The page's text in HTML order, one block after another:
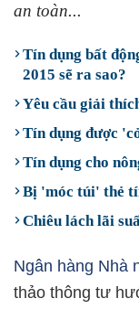
an toàn...
Tín dụng bất
2015 sẽ ra sao?
Yêu cầu giải
Tín dụng được
Tín dụng cho
Bị 'móc túi' thẻ
Chiêu lách lãi
Ngân hàng Nhà
thảo thông tư